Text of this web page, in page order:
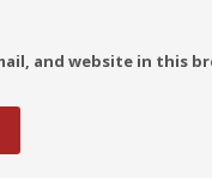
and website in this